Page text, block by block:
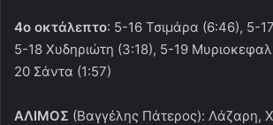
4ο οκτάλεπτο: 5-16 Τσιμάρα (6:46), 5-
5-18 Χυδηριώτη (3:18), 5-19
20 Σάντα (1:57)
ΑΛΙΜΟΣ (Βαγγέλης Πάτερος): Λάζαρη,